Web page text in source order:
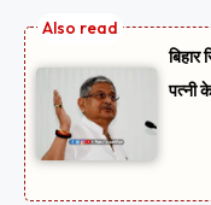
पत्नी